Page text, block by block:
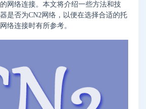
网络连接。本文将介绍一些方法和技
是否为CN2网络，以便在选择合适的托
络连接时有所参考。